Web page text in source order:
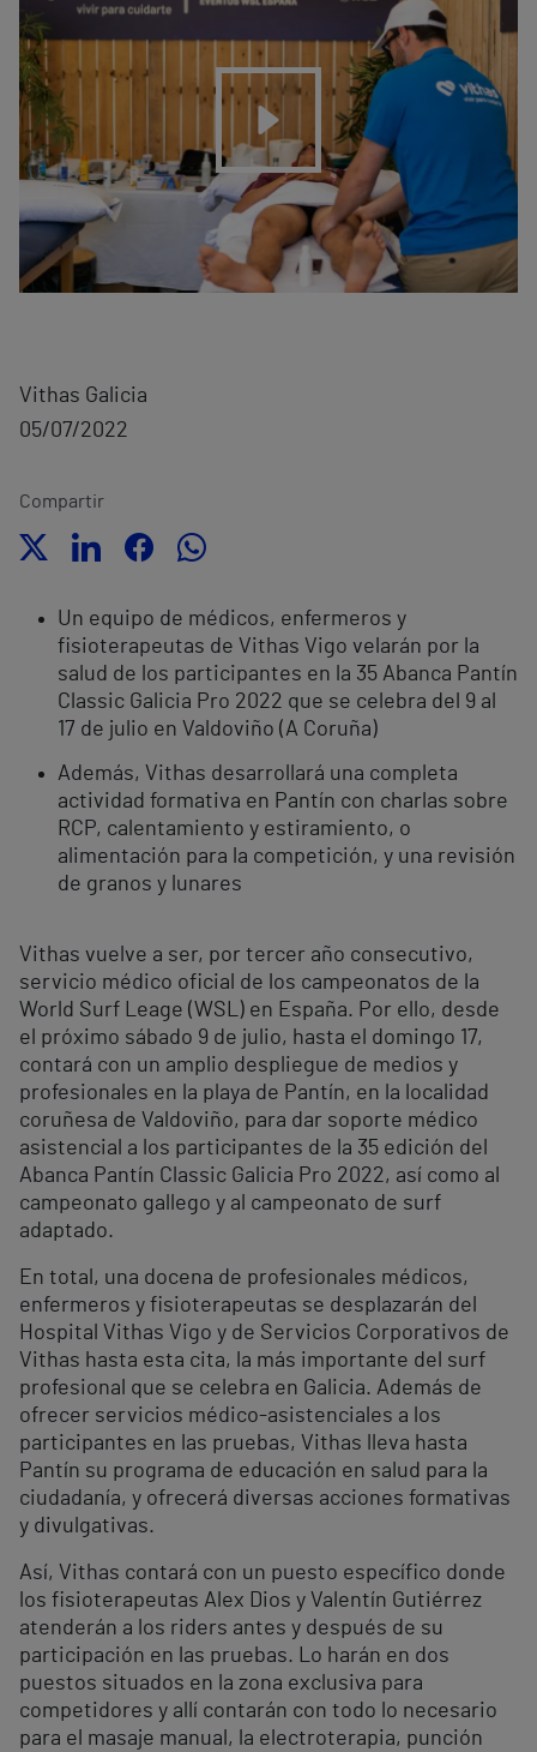
Vithas Galicia
05/07/2022
Compartir
Un equipo de médicos, enfermeros y
fisioterapeutas de Vithas Vigo velarán por la
salud de los participantes en la 35 Abanca Pantín
Classic Galicia Pro 2022 que se celebra del 9 al
17 de julio en Valdoviño (A Coruña)
Además, Vithas desarrollará una completa
actividad formativa en Pantín con charlas sobre
RCP, calentamiento y estiramiento, o
alimentación para la competición, y una revisión
de granos y lunares
Vithas vuelve a ser, por tercer año consecutivo,
servicio médico oficial de los campeonatos de la
World Surf Leage (WSL) en España. Por ello, desde
el próximo sábado 9 de julio, hasta el domingo 17,
contará con un amplio despliegue de medios y
profesionales en la playa de Pantín, en la localidad
coruñesa de Valdoviño, para dar soporte médico
asistencial a los participantes de la 35 edición del
Abanca Pantín Classic Galicia Pro 2022, así como al
campeonato gallego y al campeonato de surf
adaptado.
En total, una docena de profesionales médicos,
enfermeros y fisioterapeutas se desplazarán del
Hospital Vithas Vigo y de Servicios Corporativos de
Vithas hasta esta cita, la más importante del surf
profesional que se celebra en Galicia. Además de
ofrecer servicios médico-asistenciales a los
participantes en las pruebas, Vithas lleva hasta
Pantín su programa de educación en salud para la
ciudadanía, y ofrecerá diversas acciones formativas
y divulgativas.
Así, Vithas contará con un puesto específico donde
los fisioterapeutas Alex Dios y Valentín Gutiérrez
atenderán a los riders antes y después de su
participación en las pruebas. Lo harán en dos
puestos situados en la zona exclusiva para
competidores y allí contarán con todo lo necesario
para el masaje manual, la electroterapia, punción